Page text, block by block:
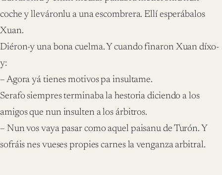
coche y lleváronlu a una escombrera. Ellí esperábalos
Xuan.
Diéron-y una bona cuelma. Y cuando finaron Xuan díxo-
y:
– Agora yá tienes motivos pa insultame.
Serafo siempres terminaba la hestoria diciendo a los
amigos que nun insulten a los árbitros.
– Nun vos vaya pasar como aquel paisanu de Turón. Y
sofráis nes vueses propies carnes la venganza arbitral.